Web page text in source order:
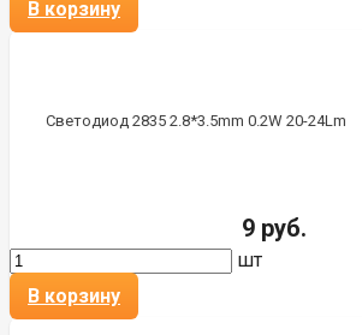
В корзину
Светодиод 2835 2.8*3.5mm 0.2W 20-24Lm
9 руб.
шт
В корзину